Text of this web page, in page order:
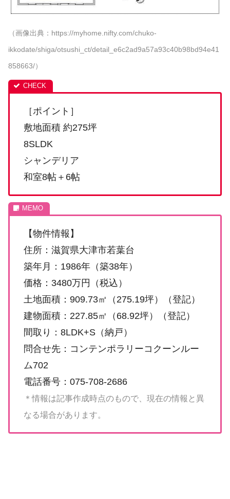
（画像出典：https://myhome.nifty.com/chuko-
ikkodate/shiga/otsushi_ct/detail_e6c2ad9a57a93c40b98bd94e41
858663/）
［ポイント］
敷地面積 約275坪
8SLDK
シャンデリア
和室8帖＋6帖
【物件情報】
住所：滋賀県大津市若葉台
築年月：1986年（築38年）
価格：3480万円（税込）
土地面積：909.73㎡（275.19坪）（登記）
建物面積：227.85㎡（68.92坪）（登記）
間取り：8LDK+S（納戸）
問合せ先：コンテンポラリーコクーンルー
ム702
電話番号：075-708-2686
＊情報は記事作成時点のもので、現在の情報と異
なる場合があります。